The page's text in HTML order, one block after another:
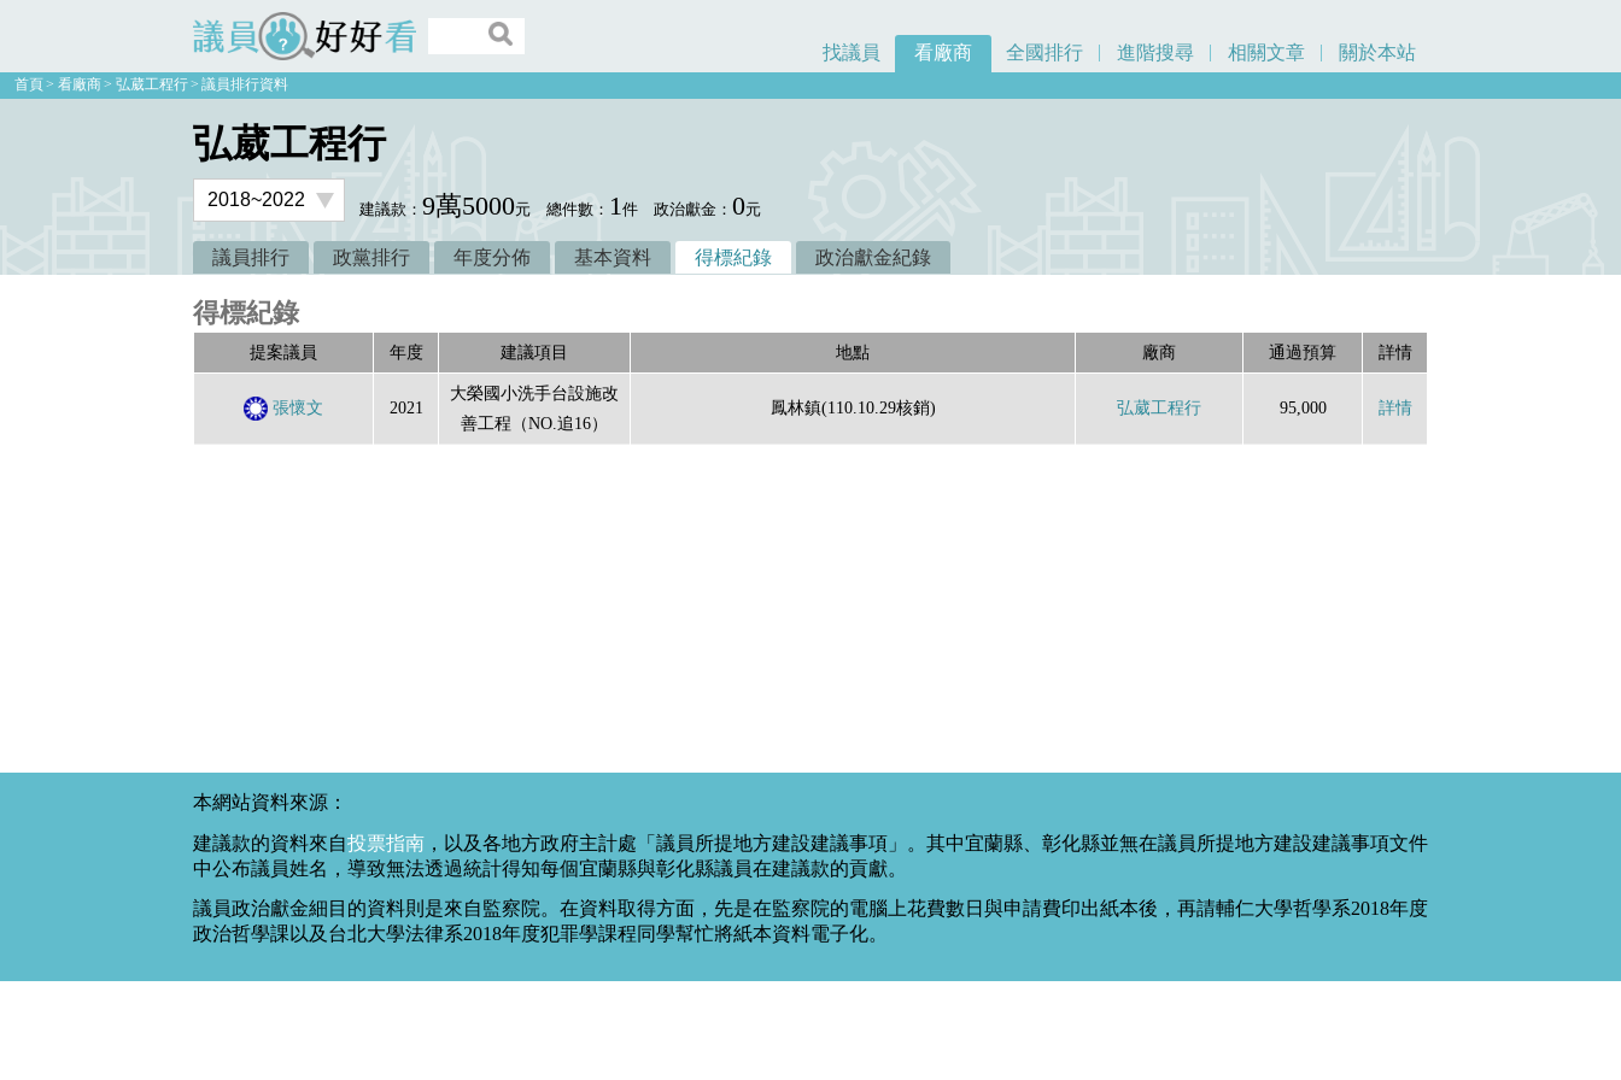
議員好好看
找議員 看廠商 全國排行 進階搜尋 相關文章 關於本站
首頁 看廠商 弘葳工程行 議員排行資料
弘葳工程行
建議款：9萬5000元 總件數： 1件 政治獻金：0元
議員排行 政黨排行 年度分佈 基本資料 得標紀錄 政治獻金紀錄
得標紀錄
提案議員 年度 建議項目 地點 廠商 通過預算 詳情
張懷文 2021
大榮國小洗手台設施改
善工程（NO.追16）
鳳林鎮(110.10.29核銷) 弘葳工程行 95,000 詳情
本網站資料來源：
建議款的資料來自投票指南 ，以及各地方政府主計處「議員所提地方建設建議事項」。其中宜蘭縣、彰化縣並無在議員所提地方建設建議事項文件
中公布議員姓名，導致無法透過統計得知每個宜蘭縣與彰化縣議員在建議款的貢獻。
議員政治獻金細目的資料則是來自監察院。在資料取得方面，先是在監察院的電腦上花費數日與申請費印出紙本後，再請輔仁大學哲學系2018年度
政治哲學課以及台北大學法律系2018年度犯罪學課程同學幫忙將紙本資料電子化。